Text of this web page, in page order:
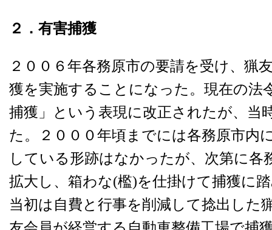
２．有害捕獲
２００６年各務原市の要請を受け、猟
獲を実施することになった。現在の法
捕獲」という表現に改正されたが、当
た。２０００年頃までには各務原市内
している形跡はなかったが、次第に各
拡大し、箱わな(檻)を仕掛けて捕獲に
当初は自費と行事を削減して捻出した